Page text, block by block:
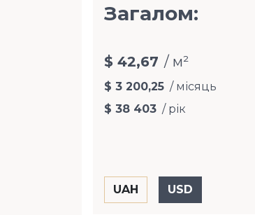
Загалом:
$ 42,67 / м²
$ 3 200,25 / місяць
$ 38 403 / рік